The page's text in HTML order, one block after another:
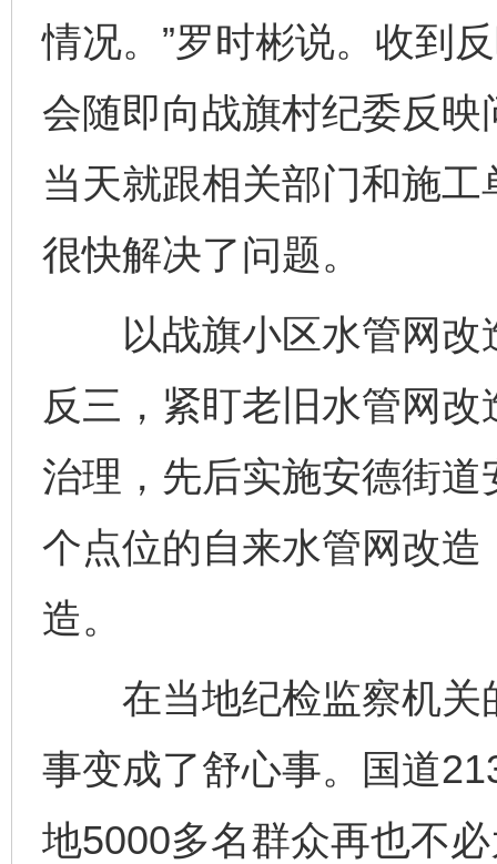
情况。”罗时彬说。收到
会随即向战旗村纪委反
当天就跟相关部门和施
很快解决了问题。
以战旗小区水管网改
反三，紧盯老旧水管网
治理，先后实施安德街
个点位的自来水管网改
造。
在当地纪检监察机关
事变成了舒心事。国道
地5000多名群众再也不